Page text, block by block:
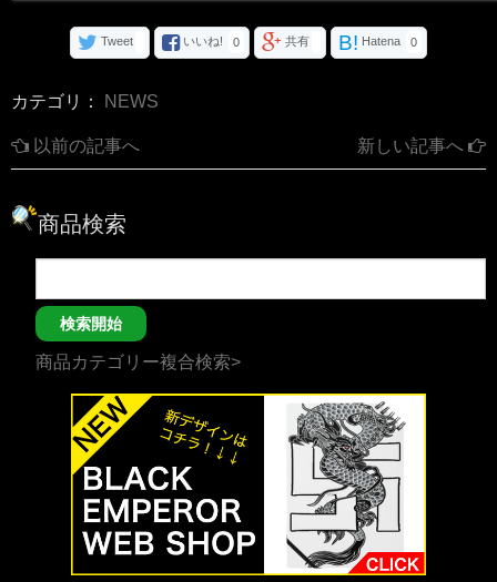
Tweet いいね! 0 共有 B! Hatena 0
カテゴリ： NEWS
以前の記事へ 新しい記事へ
商品検索
商品カテゴリー複合検索>